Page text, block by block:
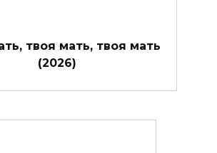
твоя мать, твоя мать
(2026)